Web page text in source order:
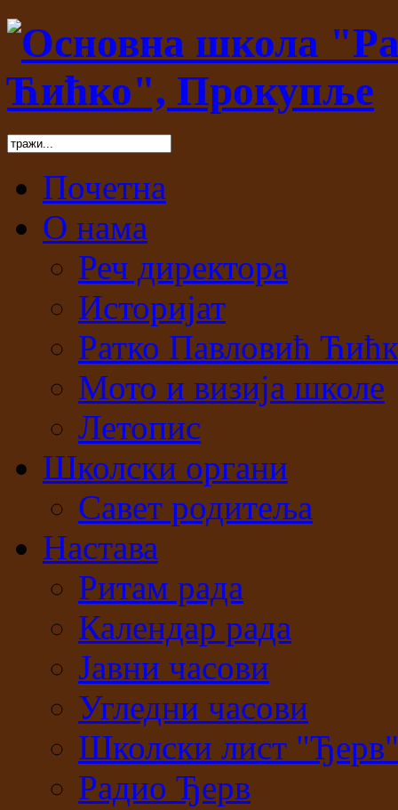
Почетна
О нама
Реч директора
Историјат
Ратко Павловић
Мото и визија школе
Летопис
Школски органи
Савет родитеља
Настава
Ритам рада
Календар рада
Јавни часови
Угледни часови
Школски лист "Ђерв"
Радио Ђерв